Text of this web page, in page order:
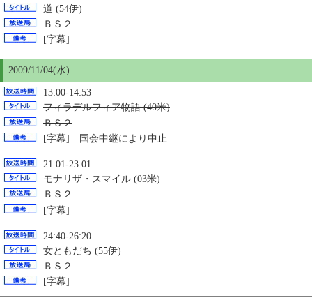
道 (54伊)
ＢＳ２
[字幕]
2009/11/04(水)
13:00-14:53
フィラデルフィア物語 (40米)
ＢＳ２
[字幕] 国会中継により中止
21:01-23:01
モナリザ・スマイル (03米)
ＢＳ２
[字幕]
24:40-26:20
女ともだち (55伊)
ＢＳ２
[字幕]